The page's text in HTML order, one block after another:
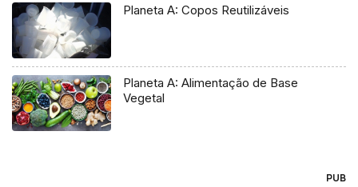
Planeta A: Copos Reutilizáveis
Planeta A: Alimentação de Base
Vegetal
PUB